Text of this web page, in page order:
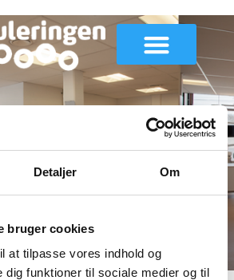
Detaljer Om
bruger cookies
at tilpasse vores indhold og
dig funktioner til sociale medier og til